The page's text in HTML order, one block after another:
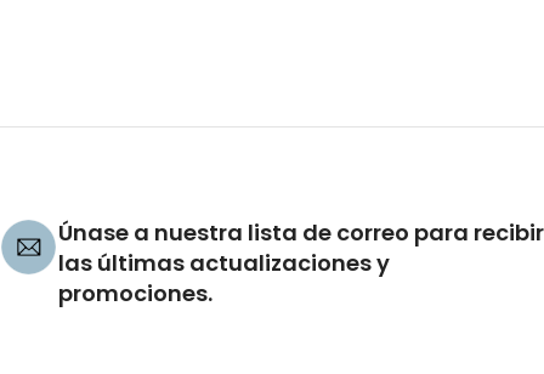
Únase a nuestra lista de correo para recibir
las últimas actualizaciones y
promociones.